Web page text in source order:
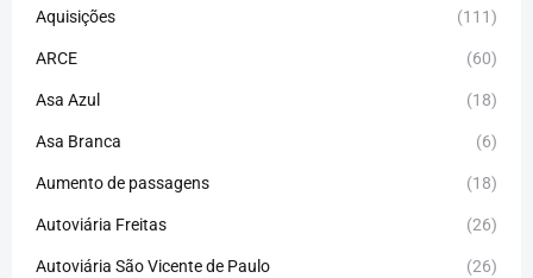
Aquisições (111)
ARCE (60)
Asa Azul (18)
Asa Branca (6)
Aumento de passagens (18)
Autoviária Freitas (26)
Autoviária São Vicente de Paulo (26)